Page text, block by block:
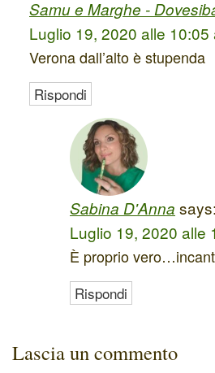
Samu e Marghe -
Luglio 19, 2020 alle 10:05
Verona dall’alto è stupenda
Rispondi
Sabina D'Anna says:
Luglio 19, 2020 alle
È proprio
Rispondi
Lascia un commento